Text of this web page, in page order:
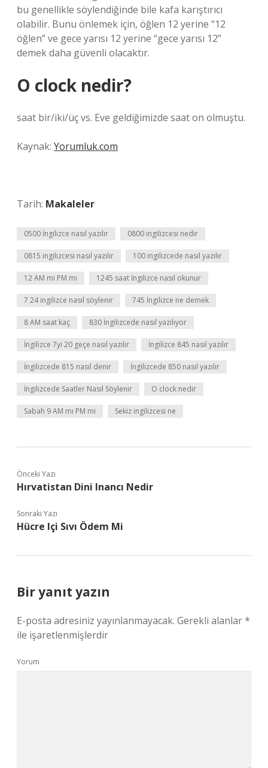
bu genellikle söylendiğinde bile kafa karıştırıcı
olabilir. Bunu önlemek için, öğlen 12 yerine “12
öğlen” ve gece yarısı 12 yerine “gece yarısı 12”
demek daha güvenli olacaktır.
O clock nedir?
saat bir/iki/üç vs. Eve geldiğimizde saat on olmuştu.
Kaynak: Yorumluk.com
Tarih: Makaleler
0500 İngilizce nasıl yazılır 0800 ingilizcesi nedir
0815 ingilizcesi nasıl yazılır 100 ingilizcede nasıl yazılır
12 AM mı PM mi 1245 saat İngilizce nasıl okunur
7 24 ingilizce nasıl söylenir 745 İngilizce ne demek
8 AM saat kaç 830 İngilizcede nasıl yazılıyor
İngilizce 7yi 20 geçe nasıl yazılır İngilizce 845 nasıl yazılır
İngilizcede 815 nasıl denir İngilizcede 850 nasıl yazılır
İngilizcede Saatler Nasıl Söylenir O clock nedir
Sabah 9 AM mı PM mi Sekiz ingilizcesi ne
Önceki Yazı
Hırvatistan Dini Inancı Nedir
Sonraki Yazı
Hücre Içi Sıvı Ödem Mi
Bir yanıt yazın
E-posta adresiniz yayınlanmayacak. Gerekli alanlar*
ile işaretlenmişlerdir
Yorum